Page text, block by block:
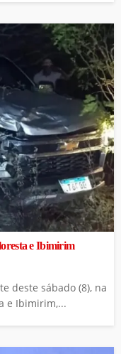
e Ibimirim
deste sábado (8), na
e Ibimirim,...